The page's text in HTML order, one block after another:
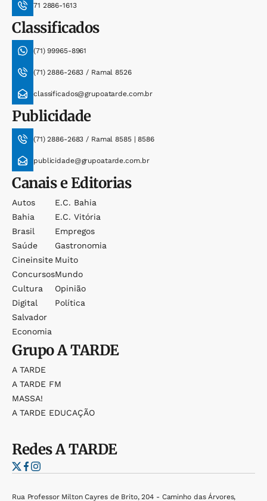
71 2886-1613
Classificados
(71) 99965-8961
(71) 2886-2683 / Ramal 8526
classificados@grupoatarde.com.br
Publicidade
(71) 2886-2683 / Ramal 8585 | 8586
publicidade@grupoatarde.com.br
Canais e Editorias
Autos
Bahia
Brasil
Saúde
Cineinsite
Concursos
Cultura
Digital
Salvador
Economia
E.c. Bahia
E.c. Vitória
Empregos
Gastronomia
Muito
Mundo
Opinião
Política
GrupoA TARDE
A TARDE
A TARDE FM
MASSA!
A TARDE EDUCAÇÃO
RedesA TARDE
Rua Professor Milton Cayres de Brito, 204 - Caminho das Árvores,